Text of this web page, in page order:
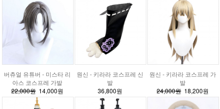
버츄얼 유튜버 - 미스타 리
아스 코스프레 가발
22,000원14,000원
원신 - 키라라 코스프레 신
발
36,800원
원신 - 키라라 코스프레 가
발
24,000원18,200원